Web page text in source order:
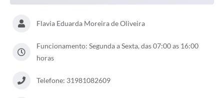
Carta de Serviços
Serviços Online
Telefones Úteis
Flavia Eduarda Moreira de Oliveira
Funcionamento: Segunda a Sexta, das 07:00 as 16:00
horas
Telefone: 31981082609